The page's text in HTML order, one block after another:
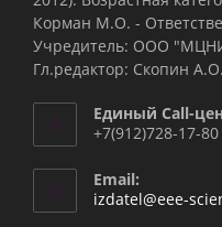
Корман М.О. -
Учредитель: ООО
Гл.редактор: Скопин А.О.
Единый Call-
+7(912)728-17-80
Email:
izdatel@eee-